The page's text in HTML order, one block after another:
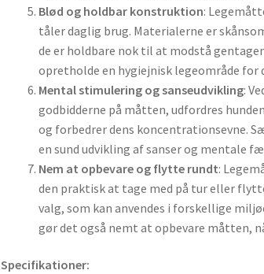
Blød og holdbar konstruktion:
tåler daglig brug. Materialerne er
de er holdbare nok til at modstå
opretholde en hygiejnisk legeområde for
Mental stimulering og sanseudvikling:
godbidderne på måtten, udfordres
og forbedrer dens koncentrationsevne.
en sund udvikling af sanser og mentale
Nem at opbevare og flytte rundt:
den praktisk at tage med på tur eller
valg, som kan anvendes i forskellige
gør det også nemt at opbevare måtten,
Specifikationer: